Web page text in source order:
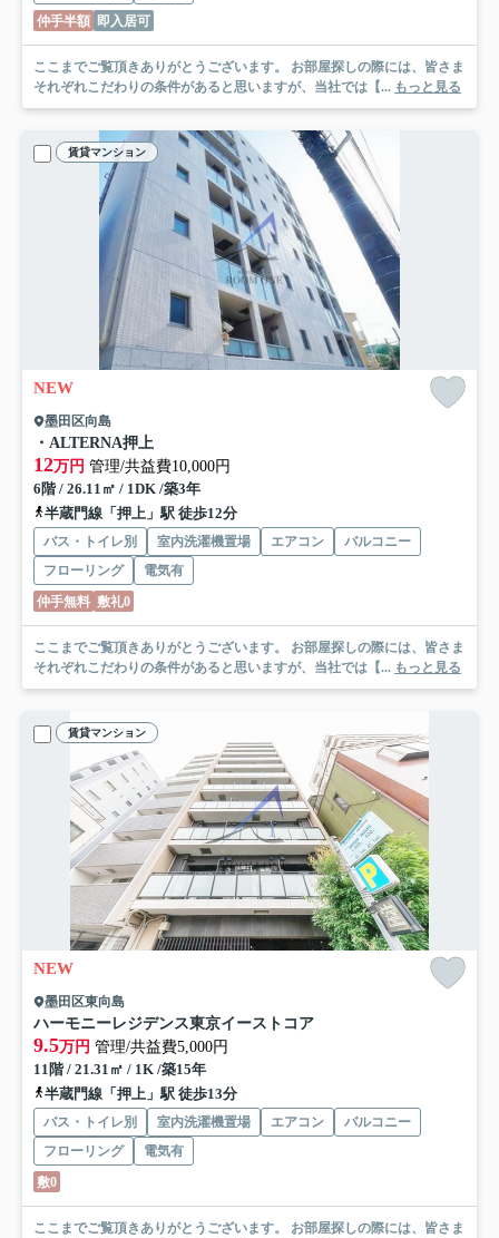
仲手半額 即入居可
ここまでご覧頂きありがとうございます。 お部屋探しの際には、皆さま
それぞれこだわりの条件があると思いますが、当社では【... もっと見る
賃貸マンション
NEW
墨田区向島
・ALTERNA押上
12万円 管理/共益費10,000円
6階 / 26.11㎡ / 1DK /築3年
半蔵門線「押上」駅 徒歩12分
バス・トイレ別 室内洗濯機置場 エアコン
バルコニー
フローリング
電気有
仲手無料 敷礼0
ここまでご覧頂きありがとうございます。 お部屋探しの際には、皆さま
それぞれこだわりの条件があると思いますが、当社では【... もっと見る
賃貸マンション
NEW
墨田区東向島
ハーモニーレジデンス東京イーストコア
9.5万円 管理/共益費5,000円
11階 / 21.31㎡ / 1K /築15年
半蔵門線「押上」駅 徒歩13分
バス・トイレ別 室内洗濯機置場 エアコン
バルコニー
フローリング
電気有
敷0
ここまでご覧頂きありがとうございます。 お部屋探しの際には、皆さま